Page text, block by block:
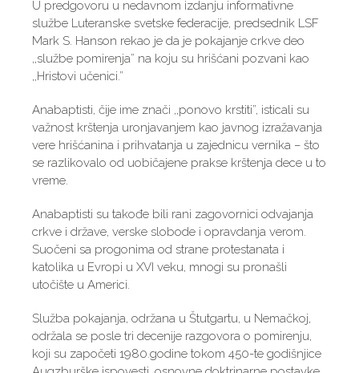
U predgovoru u nedavnom izdanju informativne
službe Luteranske svetske federacije, predsednik LSF
Mark S. Hanson rekao je da je pokajanje crkve deo
,,službe pomirenja” na koju su hrišćani pozvani kao
,,Hristovi učenici.”
Anabaptisti, čije ime znači ,,ponovo krstiti”, isticali su
važnost krštenja uronjavanjem kao javnog izražavanja
vere hrišćanina i prihvatanja u zajednicu vernika – što
se razlikovalo od uobičajene prakse krštenja dece u to
vreme.
Anabaptisti su takođe bili rani zagovornici odvajanja
crkve i države, verske slobode i opravdanja verom.
Suočeni sa progonima od strane protestanata i
katolika u Evropi u XVI veku, mnogi su pronašli
utočište u Americi.
Služba pokajanja, održana u Štutgartu, u Nemačkoj,
održala se posle tri decenije razgovora o pomirenju,
koji su započeti 1980.godine tokom 450-te godišnjice